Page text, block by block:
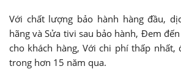
Với chất lượng bảo hành hàng đầu,
hãng và Sửa tivi sau bảo hành, Đem
cho khách hàng, Với chi phí thấp nhất,
trong hơn 15 năm qua.